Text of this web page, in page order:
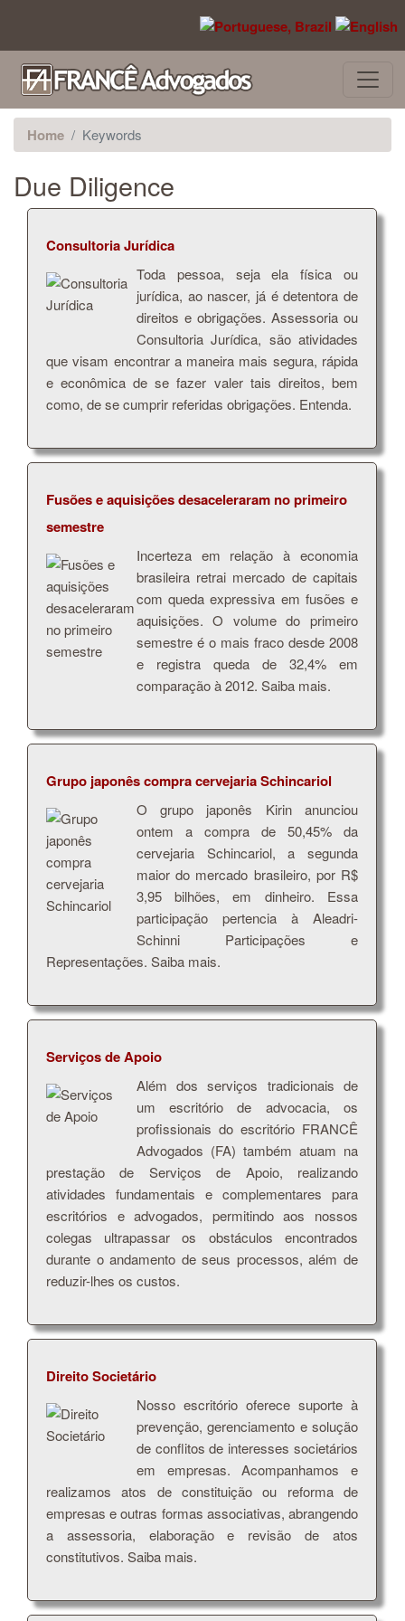
Home Keywords
Due Diligence
Consultoria Jurídica
Toda pessoa, seja ela física ou
jurídica, ao nascer, já é detentora de
direitos e obrigações. Assessoria ou
Consultoria Jurídica, são atividades
que visam encontrar a maneira mais segura, rápida
e econômica de se fazer valer tais direitos, bem
como, de se cumprir referidas obrigações. Entenda.
Fusões e aquisições desaceleraram no primeiro
semestre
Incerteza em relação à economia
brasileira retrai mercado de capitais
com queda expressiva em fusões e
aquisições. O volume do primeiro
semestre é o mais fraco desde 2008
e registra queda de 32,4% em
comparação à 2012. Saiba mais.
Grupo japonês compra cervejaria Schincariol
O grupo japonês Kirin anunciou
ontem a compra de 50,45% da
cervejaria Schincariol, a segunda
maior do mercado brasileiro, por R$
3,95 bilhões, em dinheiro. Essa
participação pertencia à Aleadri-
Schinni Participações e
Representações. Saiba mais.
Serviços de Apoio
Além dos serviços tradicionais de
um escritório de advocacia, os
profissionais do escritório FRANCÊ
Advogados (FA) também atuam na
prestação de Serviços de Apoio, realizando
atividades fundamentais e complementares para
escritórios e advogados, permitindo aos nossos
colegas ultrapassar os obstáculos encontrados
durante o andamento de seus processos, além de
reduzir-lhes os custos.
Direito Societário
Nosso escritório oferece suporte à
prevenção, gerenciamento e solução
de conflitos de interesses societários
em empresas. Acompanhamos e
realizamos atos de constituição ou reforma de
empresas e outras formas associativas, abrangendo
a assessoria, elaboração e revisão de atos
constitutivos. Saiba mais.